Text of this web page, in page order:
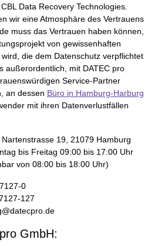
CBL Data Recovery Technologies.
wir eine Atmosphäre des Vertrauens
muss das Vertrauen haben können,
von gewissenhaften
die dem Datenschutz verpflichtet
außerordentlich, mit DATEC pro
Service-Partner
an dessen Büro in Hamburg-Harburg
mit ihren Datenverlustfällen
19, 21079 Hamburg
bis Freitag 09:00 bis 17:00 Uhr
von 08:00 bis 18:00 Uhr)
0
127
pro GmbH: